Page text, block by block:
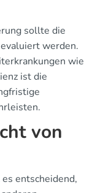
sollte die
werden.
wie
ist die
von
entscheidend,